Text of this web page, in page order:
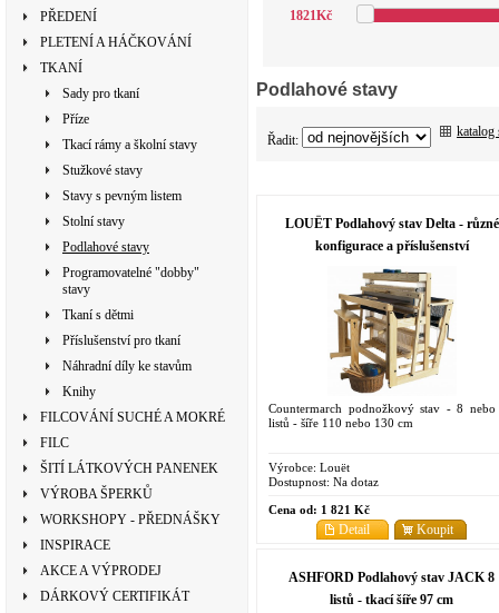
PŘEDENÍ
PLETENÍ A HÁČKOVÁNÍ
TKANÍ
Sady pro tkaní
Příze
Tkací rámy a školní stavy
Stužkové stavy
Stavy s pevným listem
Stolní stavy
Podlahové stavy
Programovatelné "dobby"
stavy
Tkaní s dětmi
Příslušenství pro tkaní
Náhradní díly ke stavům
Knihy
FILCOVÁNÍ SUCHÉ A MOKRÉ
FILC
ŠITÍ LÁTKOVÝCH PANENEK
VÝROBA ŠPERKŮ
WORKSHOPY - PŘEDNÁŠKY
INSPIRACE
AKCE A VÝPRODEJ
DÁRKOVÝ CERTIFIKÁT
1821Kč
Podlahové stavy
Řadit:
katalog
LOUËT Podlahový stav Delta - různé
konfigurace a příslušenství
Countermarch podnožkový stav - 8 nebo
listů - šíře 110 nebo 130 cm
Výrobce: Louët
Dostupnost: Na dotaz
Cena od: 1 821 Kč
Koupit
Detail
ASHFORD Podlahový stav JACK 8
listů - tkací šíře 97 cm